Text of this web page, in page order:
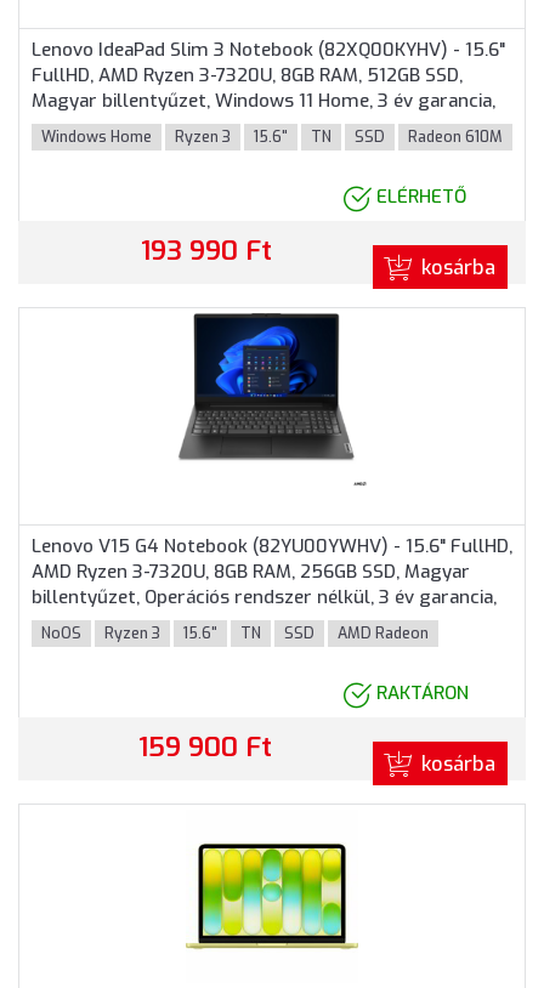
Lenovo IdeaPad Slim 3 Notebook (82XQ00KYHV) - 15.6"
FullHD, AMD Ryzen 3-7320U, 8GB RAM, 512GB SSD,
Magyar billentyűzet, Windows 11 Home, 3 év garancia,
Szürke színben
Windows Home Ryzen 3 15.6" TN SSD Radeon 610M
ELÉRHETŐ
193 990 Ft kosárba
Lenovo V15 G4 Notebook (82YU00YWHV) - 15.6" FullHD,
AMD Ryzen 3-7320U, 8GB RAM, 256GB SSD, Magyar
billentyűzet, Operációs rendszer nélkül, 3 év garancia,
Fekete színben
NoOS Ryzen 3 15.6" TN SSD AMD Radeon
RAKTÁRON
159 900 Ft kosárba